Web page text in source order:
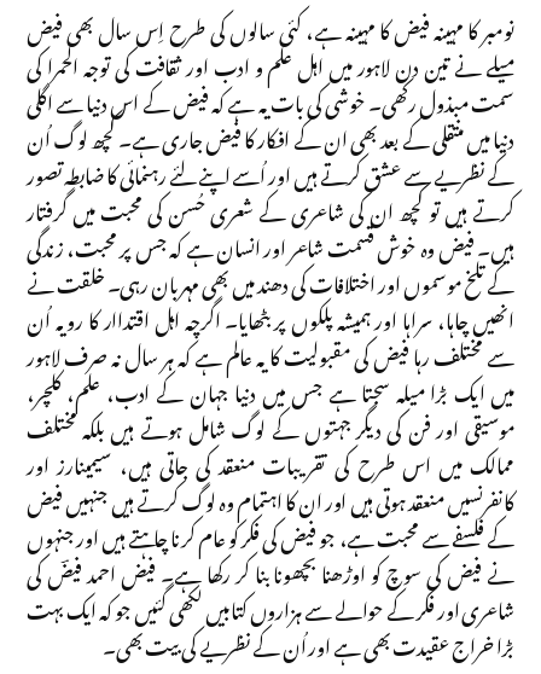
نومبر کا مہینہ فیض کا مہینہ ہے، کئی سالوں کی طرح اِس سال بھی فیض
میلے نے تین دن لاہور میں اہل علم و ادب اور ثقافت کی توجہ الحمرا کی
سمت مبذول رکھی۔ خوشی کی بات یہ ہے کہ فیض کے اس دنیا سے اگلی
دنیا میں منتقلی کے بعد بھی ان کے افکار کا فیض جاری ہے۔ کچھ لوگ اُن
کے نظریے سے عشق کرتے ہیں اور اُسے اپنے لئے رہنمائی کا ضابطہ تصور
کرتے ہیں تو کچھ ان کی شاعری کے شعری حُسن کی محبت میں گرفتار
ہیں۔ فیض وہ خوش قسمت شاعر اور انسان ہے کہ جس پر محبت، زندگی
کے تلخ موسموں اور اختلافات کی دھند میں بھی مہربان رہی۔ خلقت نے
انھیں چاہا، سراہا اور ہمیشہ پلکوں پر بٹھایا۔ اگرچہ اہل اقتداار کا رویہ اُن
سے مختلف رہا فیض کی مقبولیت کا یہ عالم ہے کہ ہر سال نہ صرف لاہور
میں ایک بڑا میلہ سجتا ہے جس میں دنیا جہان کے ادب، علم، کلچر،
موسیقی اور فن کی دیگر جہتوں کے لوگ شامل ہوتے ہیں بلکہ مختلف
ممالک میں اس طرح کی تقریبات منعقد کی جاتی ہیں، سیمینارز اور
کانفرنسیں منعقد ہوتی ہیں اور ان کا اہتمام وہ لوگ کرتے ہیں جنہیں فیض
کے فلسفے سے محبت ہے، جو فیض کی فکر کو عام کرنا چاہتے ہیں اور جنہوں
نے فیض کی سوچ کو اوڑھنا بچھونا بنا کر رکھا ہے۔ فیض احمد فیضؔ کی
شاعری اور فکر کے حوالے سے ہزاروں کتابیں لکھی گئیں جو کہ ایک بہت
بڑا خراج عقیدت بھی ہے اور اُن کے نظریے کی بیت بھی۔